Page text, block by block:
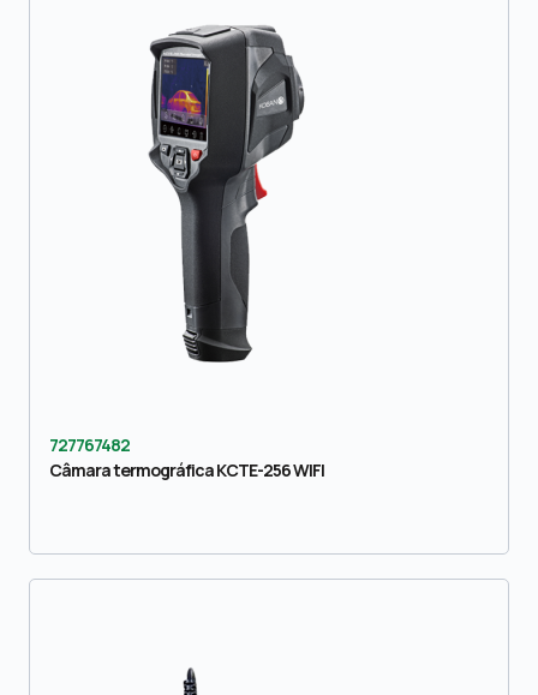
727767482
Câmara termográfica KCTE-256 WIFI